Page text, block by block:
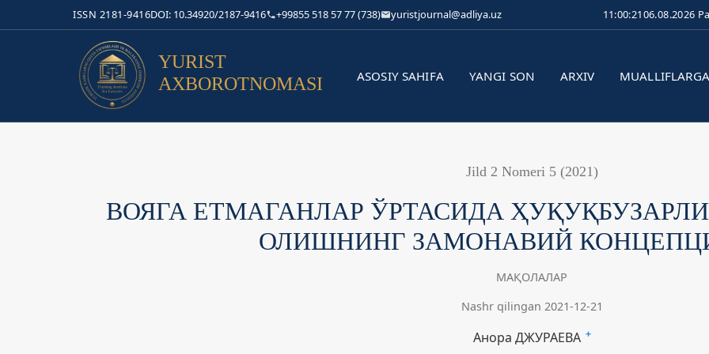
ISSN 2181-9416DOI: 10.34920/2187-9416 +99855 518 57 77 (738) yuristjournal@adliya.uz 11:00:2106.08.2026
YURIST
AXBOROTNOMASI
ASOSIY SAHIFA YANGI SON ARXIV MUALLIFLARGA
Jild 2 Nomeri 5 (2021)
ВОЯГА ЕТМАГАНЛАР ЎРТАСИДА
ОЛИШНИНГ ЗАМОНАВИЙ
МАҚОЛАЛАР
Nashr qilingan 2021-12-21
Анора ДЖУРАЕВА +